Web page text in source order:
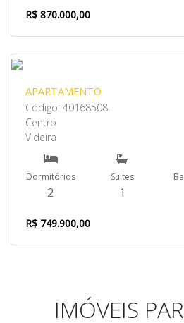
R$ 870.000,00
APARTAMENTO
Código: 40168508
Centro
Videira
Dormitórios
2
Suites
1
R$ 749.900,00
IMÓVEIS